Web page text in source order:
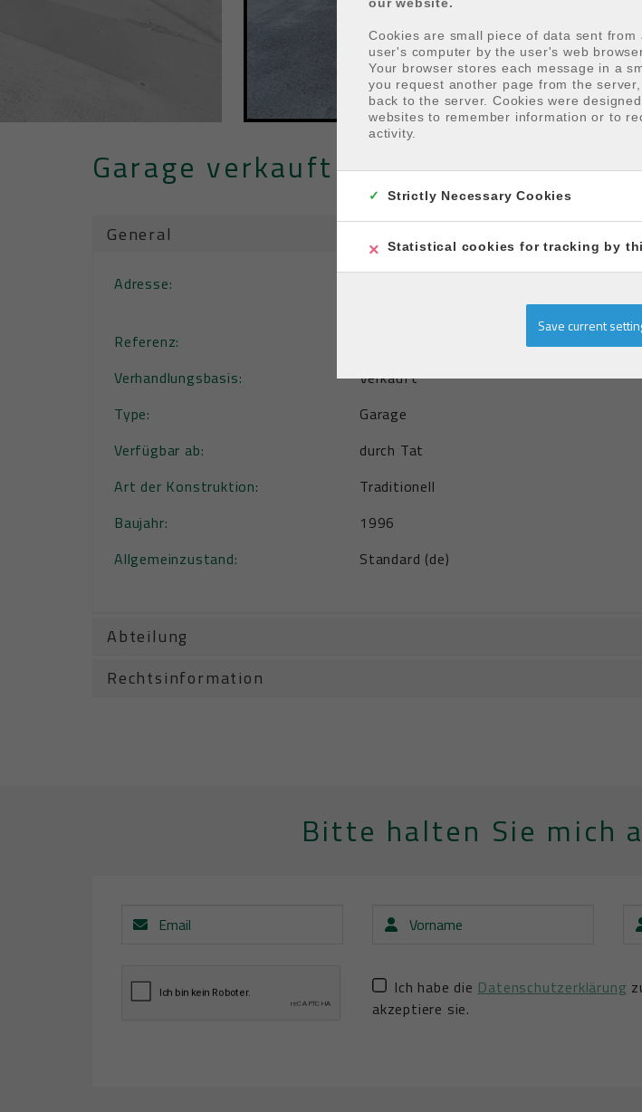
Garage verkauft in Oostduinkerke
General
Adresse:
Referenz:
Garage - Res. ONS LIEVEKE
Verhandlungsbasis:
Verkauft
Type:
Garage
Verfügbar ab:
durch Tat
Art der Konstruktion:
Traditionell
Baujahr:
1996
Allgemeinzustand:
Standard (de)
Abteilung
Rechtsinformation
Bitte halten Sie mich
Ich habe die Datenschutzerklärung
akzeptiere sie.
Cookies are small piece of data sent from
user's computer by the user's web
Your browser stores each message in a
you request another page from the
back to the server. Cookies were
websites to remember information or to
activity.
Strictly Necessary Cookies
Statistical cookies for tracking by
Save current